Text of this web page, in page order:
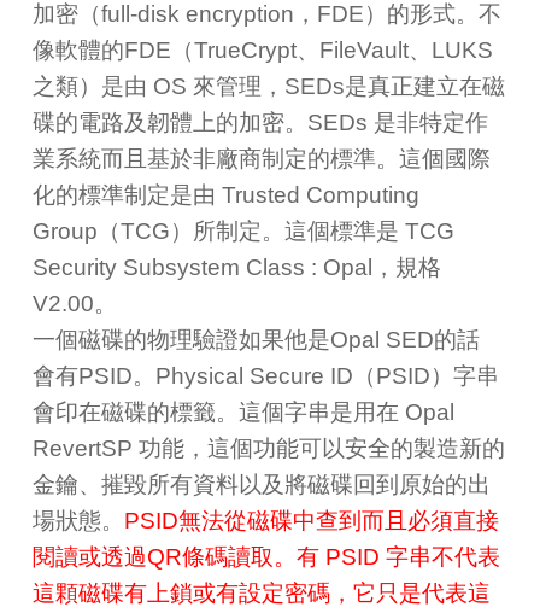
加密（full-disk encryption，FDE）的形式。不
像軟體的FDE（TrueCrypt、FileVault、LUKS
之類）是由 OS 來管理，SEDs是真正建立在磁
碟的電路及韌體上的加密。SEDs 是非特定作
業系統而且基於非廠商制定的標準。這個國際
化的標準制定是由 Trusted Computing
Group（TCG）所制定。這個標準是 TCG
Security Subsystem Class : Opal，規格
V2.00。
一個磁碟的物理驗證如果他是Opal SED的話
會有PSID。Physical Secure ID（PSID）字串
會印在磁碟的標籤。這個字串是用在 Opal
RevertSP 功能，這個功能可以安全的製造新的
金鑰、摧毀所有資料以及將磁碟回到原始的出
場狀態。 PSID無法從磁碟中查到而且必須直接
閱讀或透過QR條碼讀取。有 PSID 字串不代表
這顆磁碟有上鎖或有設定密碼，它只是代表這